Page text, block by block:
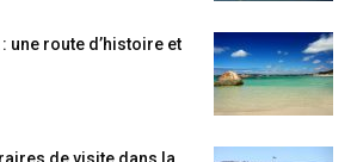
: une route d’histoire et